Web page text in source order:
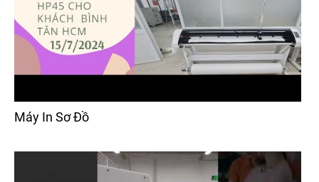
Máy In Sơ Đồ